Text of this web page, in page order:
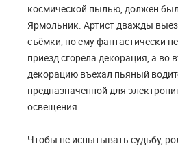
космической пылью, должен
Ярмольник. Артист дважды
съёмки, но ему фантастически
приезд сгорела декорация, а во
декорацию въехал пьяный
предназначенной для
освещения.
Чтобы не испытывать судьбу,